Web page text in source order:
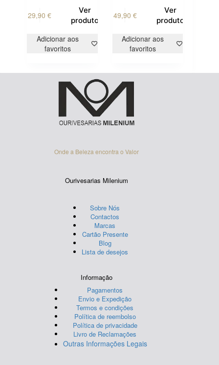
29,90€
Ver
produto
Adicionar aos
favoritos
49,90 €
Ver
produto
Adicionar aos
favoritos
Onde a Beleza encontra o Valor
Ourivesarias Milenium
Sobre Nós
Contactos
Marcas
Cartão Presente
Blog
Lista de desejos
Informação
Pagamentos
Envio e Expedição
Termos e condições
Política de reembolso
Política de privacidade
Livro de Reclamações
Outras Informações Legais